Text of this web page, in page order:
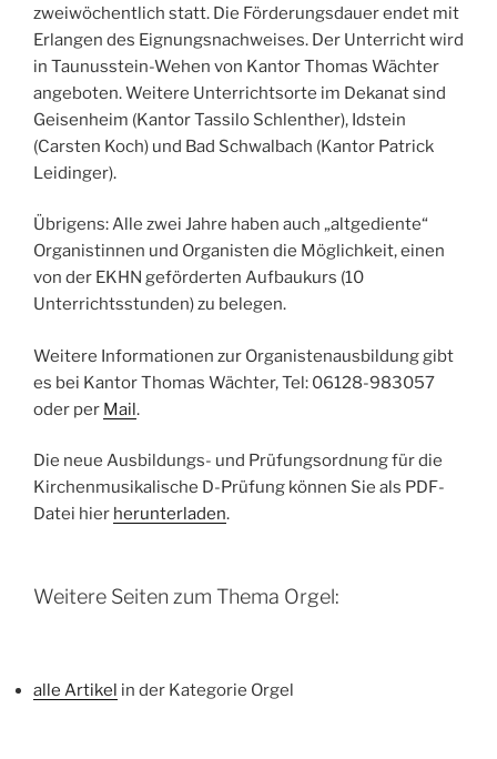
zweiwöchentlich statt. Die Förderungsdauer endet mit
Erlangen des Eignungsnachweises. Der Unterricht wird
in Taunusstein-Wehen von Kantor Thomas Wächter
angeboten. Weitere Unterrichtsorte im Dekanat sind
Geisenheim (Kantor Tassilo Schlenther), Idstein
(Carsten Koch) und Bad Schwalbach (Kantor Patrick
Leidinger).
Übrigens: Alle zwei Jahre haben auch „altgediente“
Organistinnen und Organisten die Möglichkeit, einen
von der EKHN geförderten Aufbaukurs (10
Unterrichtsstunden) zu belegen.
Weitere Informationen zur Organistenausbildung gibt
es bei Kantor Thomas Wächter, Tel: 06128-983057
oder per Mail.
Die neue Ausbildungs- und Prüfungsordnung für die
Kirchenmusikalische D-Prüfung können Sie als PDF-
Datei hier herunterladen.
Weitere Seiten zum Thema Orgel:
alle Artikel in der Kategorie Orgel